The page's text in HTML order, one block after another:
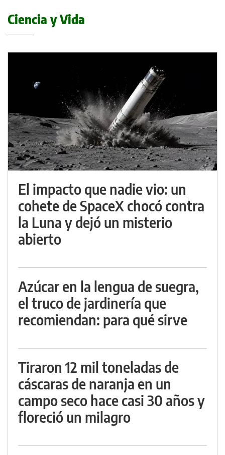
Ciencia y Vida
El impacto que nadie vio: un
cohete de SpaceX chocó contra
la Luna y dejó un misterio
abierto
Azúcar en la lengua de suegra,
el truco de jardinería que
recomiendan: para qué sirve
Tiraron 12 mil toneladas de
cáscaras de naranja en un
campo seco hace casi 30 años y
floreció un milagro